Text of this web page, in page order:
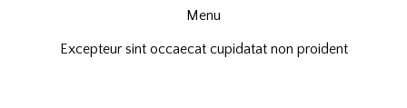
Menu
Excepteur sint occaecat cupidatat non proident